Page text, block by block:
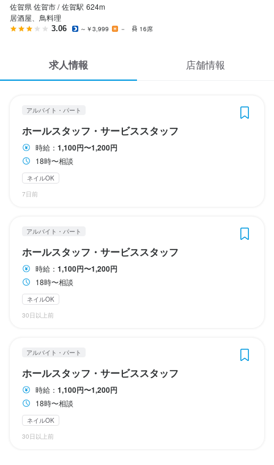
気になる求人
検索履歴・保存した条件
応募履歴
ヘルプ・お問い合わせフォーム
掲載をご検討の店舗様へ
企業情報
佐賀県 佐賀市 / 佐賀駅 624m
居酒屋、鳥料理
3.06 ～￥3,999 － 16席
求人情報 店舗情報
アルバイト・パート
ホールスタッフ・サービススタッフ
時給： 1,100円〜1,200円
18時〜相談
ネイルOK
7日前
アルバイト・パート
ホールスタッフ・サービススタッフ
時給： 1,100円〜1,200円
18時〜相談
ネイルOK
30日以上前
アルバイト・パート
ホールスタッフ・サービススタッフ
時給： 1,100円〜1,200円
18時〜相談
ネイルOK
30日以上前
勤務時間
ダブルワーク・副業OK 週4日以上OK
休日・休暇
日曜日
日曜定休
待遇
完全日払いです。
服装自由
ひげOK ネイルOK
特徴
仕事内容
お酒の提供、皿洗い
料理の盛り付け等
勤務時間
ダブルワーク・副業OK 週4日以上OK
休日・休暇
日曜日
日曜定休
待遇
完全日払いです。
服装自由
ひげOK ネイルOK
特徴
仕事内容
お酒の提供、皿洗い
料理の盛り付け等
勤務時間
週2日からOK 週4日以上OK
休日・休暇
日曜日
日曜定休
待遇
完全日払いです。
服装自由
ひげOK ネイルOK
特徴
仕事内容
お酒の提供、皿洗い
料理の盛り付け等